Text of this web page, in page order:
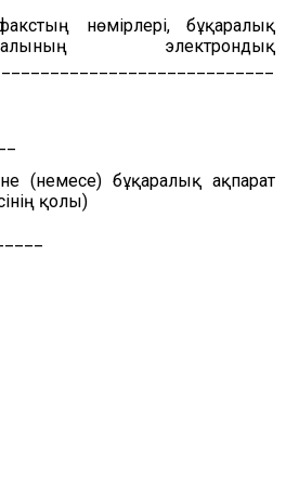
нөмірлері, бұқаралық
электрондық
(немесе) бұқаралық ақпарат
қолы)